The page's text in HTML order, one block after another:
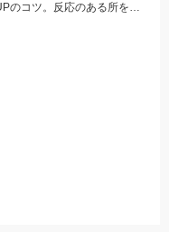
エビが潜んでいる『穴』を見つけるのが釣果UPのコツ。反応のある所を探してみよう。